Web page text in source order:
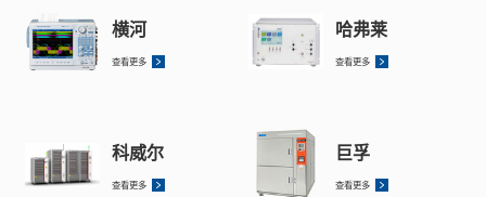
横河
查看更多
哈弗莱
查看更多
科威尔
查看更多
巨孚
查看更多